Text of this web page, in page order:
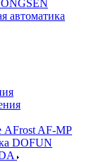
автоматика
AFrost AF-MP
DOFUN